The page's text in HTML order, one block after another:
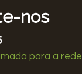
nos
para a rede